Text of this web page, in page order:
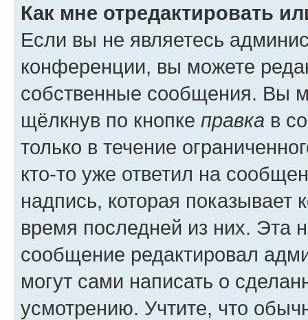
Как мне отредактировать
Если вы не являетесь
конференции, вы можете
собственные сообщения. Вы
щёлкнув по кнопке правка в
только в течение
кто-то уже ответил на
надпись, которая показывает
время последней из них. Эта
сообщение редактировал
могут сами написать о
усмотрению. Учтите, что